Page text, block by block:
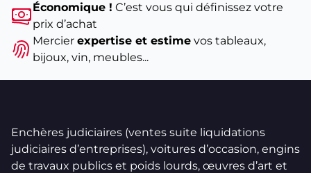
Économique ! C’est vous qui définissez votre
prix d’achat
Mercier expertise et estimevos tableaux,
bijoux, vin, meubles...
Enchères judiciaires (ventes suite liquidations
judiciaires d’entreprises), voitures d’occasion, engins
de travaux publics et poids lourds, œuvres d’art et